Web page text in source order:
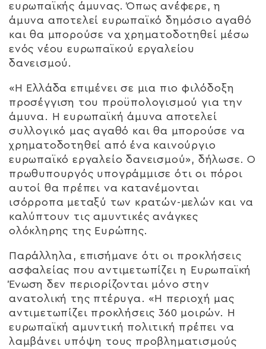
ευρωπαϊκής άμυνας. Όπως ανέφερε, η
άμυνα αποτελεί ευρωπαϊκό δημόσιο αγαθό
και θα μπορούσε να χρηματοδοτηθεί μέσω
ενός νέου ευρωπαϊκού εργαλείου
δανεισμού.
«Η Ελλάδα επιμένει σε μια πιο φιλόδοξη
προσέγγιση του προϋπολογισμού για την
άμυνα. Η ευρωπαϊκή άμυνα αποτελεί
συλλογικό μας αγαθό και θα μπορούσε να
χρηματοδοτηθεί από ένα καινούργιο
ευρωπαϊκό εργαλείο δανεισμού», δήλωσε. Ο
πρωθυπουργός υπογράμμισε ότι οι πόροι
αυτοί θα πρέπει να κατανέμονται
ισόρροπα μεταξύ των κρατών-μελών και να
καλύπτουν τις αμυντικές ανάγκες
ολόκληρης της Ευρώπης.
Παράλληλα, επισήμανε ότι οι προκλήσεις
ασφαλείας που αντιμετωπίζει η Ευρωπαϊκή
Ένωση δεν περιορίζονται μόνο στην
ανατολική της πτέρυγα. «Η περιοχή μας
αντιμετωπίζει προκλήσεις 360 μοιρών. Η
ευρωπαϊκή αμυντική πολιτική πρέπει να
λαμβάνει υπόψη τους προβληματισμούς